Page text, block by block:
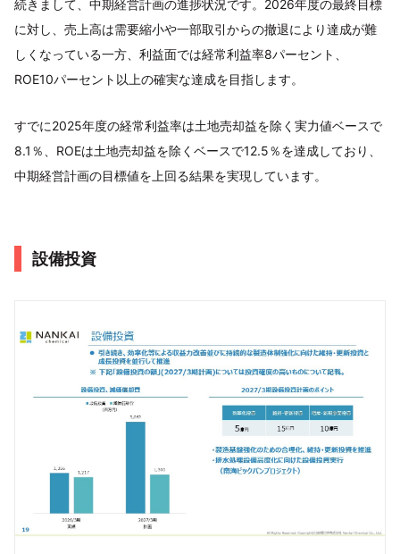
続きまして、中期経営計画の進捗状況です。2026年度の最終目標
に対し、売上高は需要縮小や一部取引からの撤退により達成が難
しくなっている一方、利益面では経常利益率8パーセント、
ROE10パーセント以上の確実な達成を目指します。
すでに2025年度の経常利益率は土地売却益を除く実力値ベースで
8.1％、ROEは土地売却益を除くベースで12.5％を達成しており、
中期経営計画の目標値を上回る結果を実現しています。
設備投資